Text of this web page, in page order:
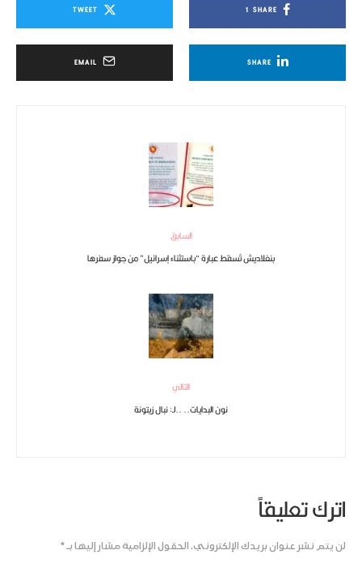
SHARE
1
TWEET
SHARE
EMAIL
السابق
بنغلاديش تُسقط عبارة “باستثناء إسرائيل” من جواز سفرها
التالي
نون البدايات.. ..لـ: نبال زيتونة
اترك تعليقاً
لن يتم نشر عنوان بريدك الإلكتروني. الحقول الإلزامية مشار إليها بـ*